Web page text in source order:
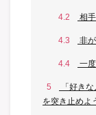
4.2 相
4.3 非
4.4 一
5
「好き
を突き止めよ